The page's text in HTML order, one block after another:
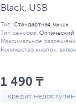
Black, USB
Тип: Стандартная мышь
Тип сенсора: Оптический
Максимальное
Количество кнопок,
1 490 ₸
кредит недоступен